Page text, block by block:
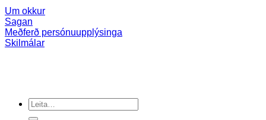
Um okkur
Sagan
Meðferð persónuupplýsinga
Skilmálar
Search
for: